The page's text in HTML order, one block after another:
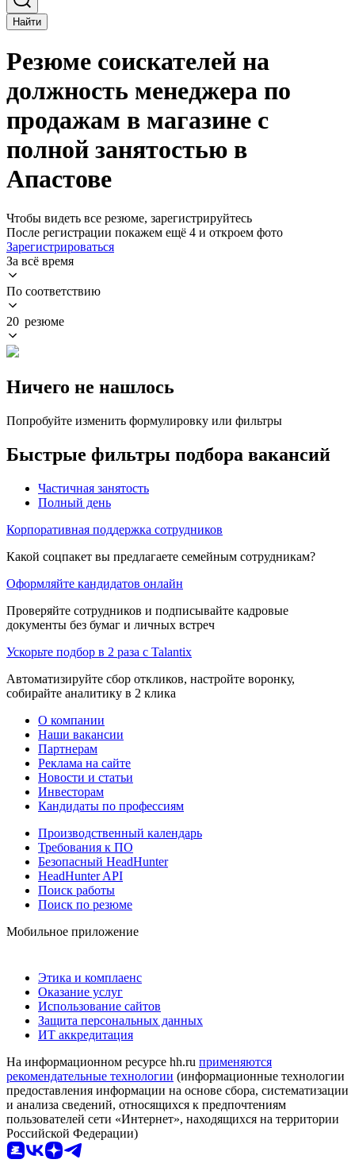
Найти
Резюме соискателей на
должность менеджера по
продажам в магазине с
полной занятостью в
Апастове
Чтобы видеть все резюме, зарегистрируйтесь
После регистрации покажем ещё 4 и откроем фото
Зарегистрироваться
За всё время
По соответствию
20 резюме
Ничего не нашлось
Попробуйте изменить формулировку или фильтры
Быстрые фильтры подбора вакансий
Частичная занятость
Полный день
Корпоративная поддержка сотрудников
Какой соцпакет вы предлагаете семейным сотрудникам?
Оформляйте кандидатов онлайн
Проверяйте сотрудников и подписывайте кадровые
документы без бумаг и личных встреч
Ускорьте подбор в 2 раза с Talantix
Автоматизируйте сбор откликов, настройте воронку,
собирайте аналитику в 2 клика
О компании
Наши вакансии
Партнерам
Реклама на сайте
Новости и статьи
Инвесторам
Кандидаты по профессиям
Производственный календарь
Требования к ПО
Безопасный HeadHunter
HeadHunter API
Поиск работы
Поиск по резюме
Мобильное приложение
Этика и комплаенс
Оказание услуг
Использование сайтов
Защита персональных данных
ИТ аккредитация
На информационном ресурсе hh.ru применяются
рекомендательные технологии (информационные технологии
предоставления информации на основе сбора, систематизации
и анализа сведений, относящихся к предпочтениям
пользователей сети «Интернет», находящихся на территории
Российской Федерации)